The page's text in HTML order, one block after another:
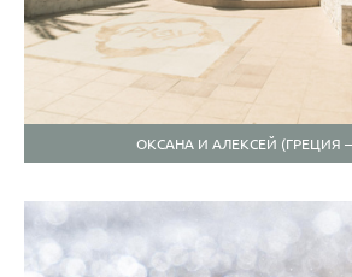
ОКСАНА И АЛЕКСЕЙ (ГРЕЦИЯ